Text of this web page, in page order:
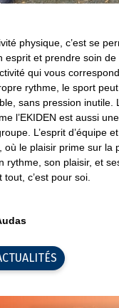
physique, c’est se
esprit et prendre soin de
qui vous
rythme, le sport
sans pression inutile.
l’EKIDEN est aussi
L’esprit d’équipe
où le plaisir prime sur la
rythme, son plaisir, et
c’est pour soi.